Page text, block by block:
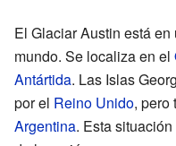
El Glaciar Austin está
mundo. Se localiza en el
Antártida. Las Islas
por el Reino Unido, pero
Argentina. Esta